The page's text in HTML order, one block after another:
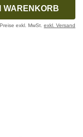
Preise exkl. MwSt. exkl. Versand